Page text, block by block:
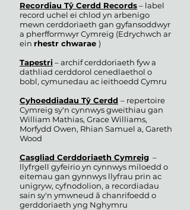
Recordiau Tŷ Cerdd Records– label
record uchel ei chlod yn arbenigo
mewn cerddoriaeth gan gyfansoddwyr
a pherfformwyr Cymreig (Edrychwch ar
ein rhestr chwarae )
Tapestri – archif cerddoriaeth fyw a
dathliad cerddorol cenedlaethol o
bobl, cymunedau ac ieithoedd Cymru
Cyhoeddiadau Tŷ Cerdd – repertoire
Cymreig sy'n cynnwys gweithiau gan
William Mathias, Grace Williams,
Morfydd Owen, Rhian Samuel a, Gareth
Wood
Casgliad Cerddoriaeth Cymreig –
llyfrgell gyfeirio yn cynnwys miloedd o
eitemau gan gynnwys llyfrau prin ac
unigryw, cyfnodolion, a recordiadau
sain sy'n ymwneud â chanrifoedd o
gerddoriaeth yng Nghymru